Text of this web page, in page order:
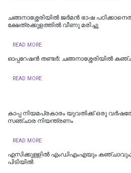
ചങ്ങനാശ്ശേരിയിൽ ജർമൻ ഭാഷ
ക്ഷേത്രക്കുളത്തിൽ വീണു മരിച്ചു
READ MORE
ഓപ്പറേഷൻ തണ്ടർ: ചങ്ങനാശ്ശേരിയിൽ
READ MORE
കാപ്പ നിയമപ്രകാരം യുവതിക്ക് ഒരു
സഞ്ചാര നിയന്ത്രണം
READ MORE
എസിക്കുള്ളിൽ എംഡിഎംഎയും കഞ്ചാവും;
പിടിയിൽ